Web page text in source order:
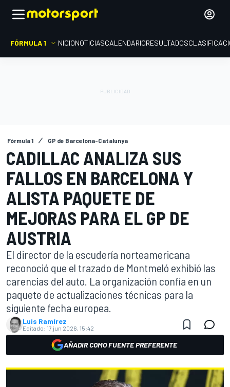
FÓRMULA 1 INICIONOTICIASCALENDARIORESULTADOS
Fórmula 1 GP de Barcelona-Catalunya
CADILLAC ANALIZA SUS
FALLOS EN BARCELONA Y
ALISTA PAQUETE DE
MEJORAS PARA EL GP DE
AUSTRIA
El director de la escudería norteamericana
reconoció que el trazado de Montmeló exhibió las
carencias del auto. La organización confía en un
paquete de actualizaciones técnicas para la
siguiente fecha europea.
Luis Ramírez
Editado: 17 jun 2026, 15:42
AÑADIR COMO FUENTE PREFERENTE